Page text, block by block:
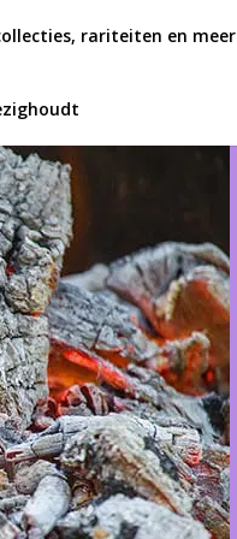
rariteiten en meer